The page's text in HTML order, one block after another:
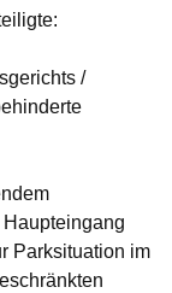
/
Parksituation im